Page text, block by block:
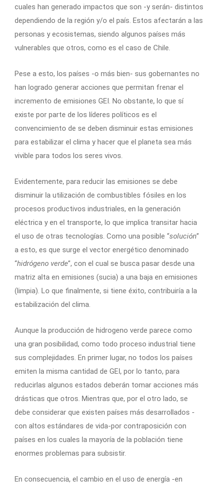
cuales han generado impactos que son -y serán- distintos
dependiendo de la región y/o el país. Estos afectarán a las
personas y ecosistemas, siendo algunos países más
vulnerables que otros, como es el caso de Chile.
Pese a esto, los países -o más bien- sus gobernantes no
han logrado generar acciones que permitan frenar el
incremento de emisiones GEI. No obstante, lo que sí
existe por parte de los líderes políticos es el
convencimiento de se deben disminuir estas emisiones
para estabilizar el clima y hacer que el planeta sea más
vivible para todos los seres vivos.
Evidentemente, para reducir las emisiones se debe
disminuir la utilización de combustibles fósiles en los
procesos productivos industriales, en la generación
eléctrica y en el transporte, lo que implica transitar hacia
el uso de otras tecnologías. Como una posible “solución”
a esto, es que surge el vector energético denominado
“hidrógeno verde”, con el cual se busca pasar desde una
matriz alta en emisiones (sucia) a una baja en emisiones
(limpia). Lo que finalmente, si tiene éxito, contribuiría a la
estabilización del clima.
Aunque la producción de hidrogeno verde parece como
una gran posibilidad, como todo proceso industrial tiene
sus complejidades. En primer lugar, no todos los países
emiten la misma cantidad de GEI, por lo tanto, para
reducirlas algunos estados deberán tomar acciones más
drásticas que otros. Mientras que, por el otro lado, se
debe considerar que existen países más desarrollados -
con altos estándares de vida-por contraposición con
países en los cuales la mayoría de la población tiene
enormes problemas para subsistir.
En consecuencia, el cambio en el uso de energía -en